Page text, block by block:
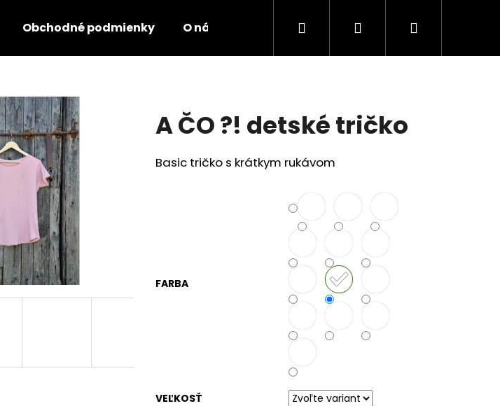
Obchodné podmienky O nás Kontakty Hľadať PrihlásenieNákupný
A ČO ?! detské tričko
Basic tričko s krátkym rukávom
FARBA
VEĽKOSŤ
HĽADAŤ